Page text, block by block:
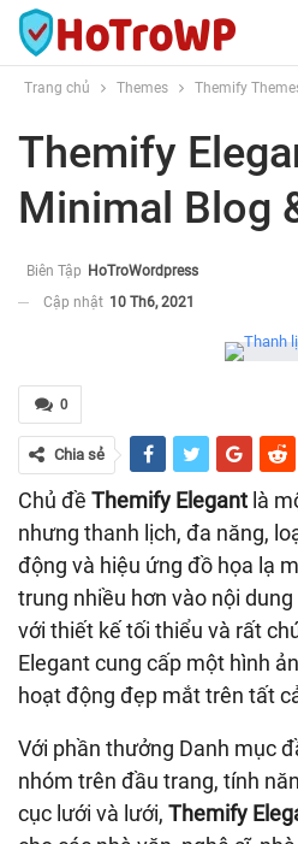
Trang chủ Themes Themify
Themify
Minimal Blog
Biên Tập HoTroWordpress
Cập nhật 10 Th6, 2021
0
Chia sẻ
Chủ đề Themify Elegant là
nhưng thanh lịch, đa năng,
động và hiệu ứng đồ họa lạ
trung nhiều hơn vào nội
với thiết kế tối thiểu và rất
Elegant cung cấp một hình
hoạt động đẹp mắt trên tất
Với phần thưởng Danh mục
nhóm trên đầu trang, tính
cục lưới và lưới, Themify